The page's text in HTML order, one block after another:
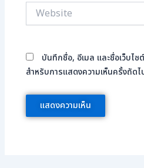
Website
บันทึกชื่อ, อีเมล และชื่อเว็บไซ
สำหรับการแสดงความเห็นครั้งถัดไ